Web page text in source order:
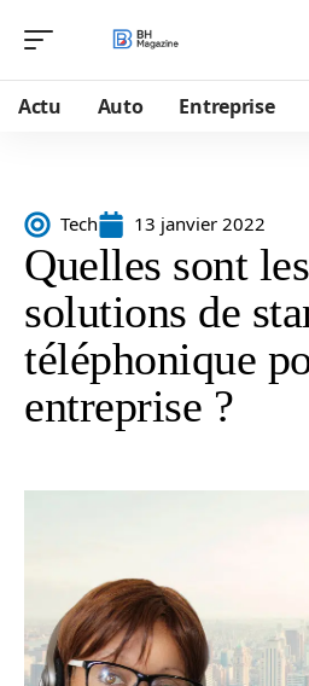
Actu Auto Entreprise
Tech 13 janvier 2022
Quelles sont
solutions de
téléphonique
entreprise ?